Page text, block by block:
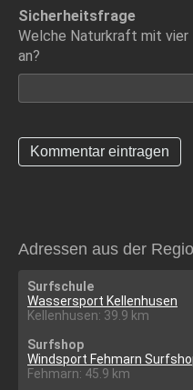
Sicherheitsfrage
Welche Naturkraft mit
an?
Adressen aus der
Surfschule
Wassersport Kellenhusen
Kellenhusen: 39.9 km
Surfshop
Windsport Fehmarn
Fehmarn: 45.9 km